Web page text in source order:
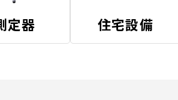
定器 住宅設備